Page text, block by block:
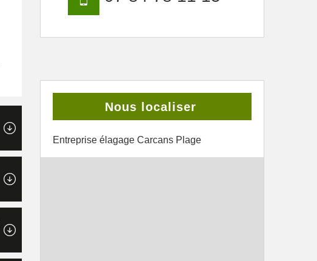
Nous localiser
Entreprise élagage Carcans Plage